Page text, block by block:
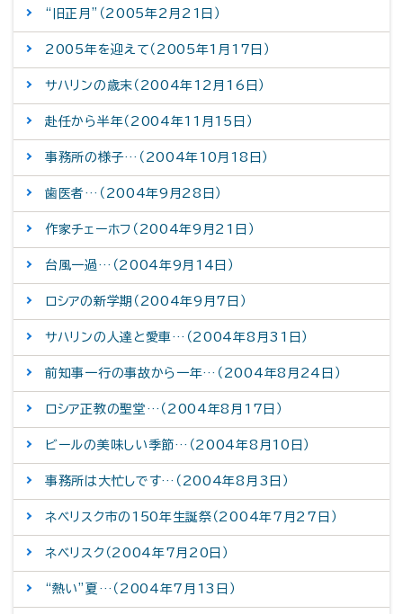
“旧正月”（2005年2月21日）
2005年を迎えて（2005年1月17日）
サハリンの歳末（2004年12月16日）
赴任から半年（2004年11月15日）
事務所の様子…（2004年10月18日）
歯医者…（2004年9月28日）
作家チェーホフ（2004年9月21日）
台風一過…（2004年9月14日）
ロシアの新学期（2004年9月7日）
サハリンの人達と愛車…（2004年8月31日）
前知事一行の事故から一年…（2004年8月24日）
ロシア正教の聖堂…（2004年8月17日）
ビールの美味しい季節…（2004年8月10日）
事務所は大忙しです…（2004年8月3日）
ネベリスク市の150年生誕祭（2004年7月27日）
ネベリスク（2004年7月20日）
“熱い”夏…（2004年7月13日）